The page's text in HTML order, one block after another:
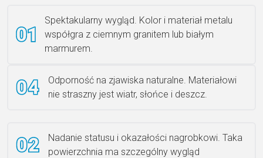
Spektakularny wygląd. Kolor i materiał metalu
współgra z ciemnym granitem lub białym
marmurem.
Odporność na zjawiska naturalne. Materiałowi
nie straszny jest wiatr, słońce i deszcz.
Nadanie statusu i okazałości nagrobkowi. Taka
powierzchnia ma szczególny wygląd